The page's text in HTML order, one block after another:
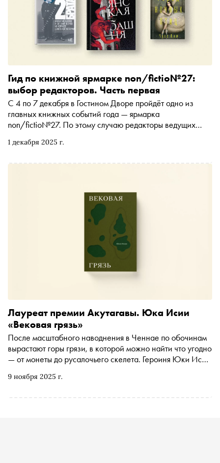
1 декабря 2025 г.
Гид по книжной ярмарке non/fictio№27:
выбор редакторов. Часть первая
С 4 по 7 декабря в Гостином Дворе пройдёт одно из
главных книжных событий года — ярмарка
non/fictio№27. По этому случаю редакторы ведущих
первой части гида — биография Катаева и Петрова
Иванова, долгожданный Грасс на русском и сборник
Евгением Водолазкиным и Эмиром Кустурицей
9 ноября 2025 г.
Лауреат премии Акутагавы. Юка Исии
«Вековая грязь»
После масштабного наводнения в Ченнае по обочинам
вырастают горы грязи, в которой можно найти что угодно
— от монеты до русалочьего скелета. Героиня Юки Исии
мифов, странных обычаев и жутковатых традиций —